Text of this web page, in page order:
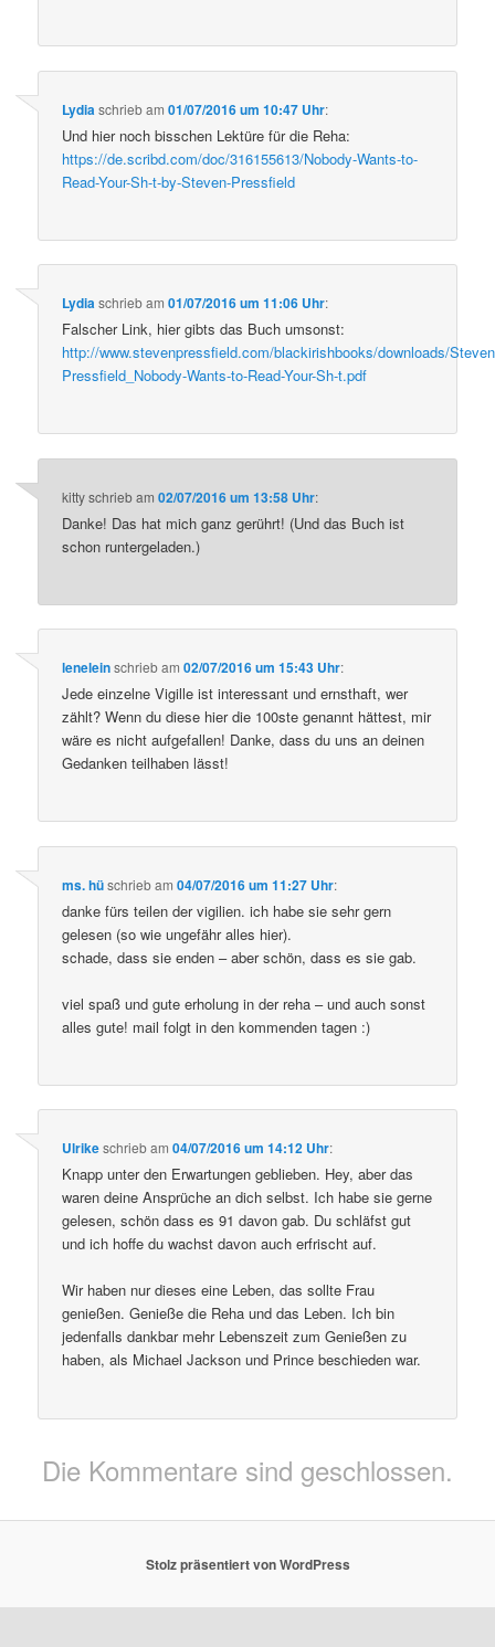
Lydiaschriebam01/07/2016 um 10:47 Uhr:
Und hier noch bisschen Lektüre für die Reha:
https://de.scribd.com/doc/316155613/Nobody-Wants-to-
Read-Your-Sh-t-by-Steven-Pressfield
Lydiaschriebam01/07/2016 um 11:06 Uhr:
Falscher Link, hier gibts das Buch umsonst:
http://www.stevenpressfield.com/blackirishbooks/downloads/
Pressfield_Nobody-Wants-to-Read-Your-Sh-t.pdf
kittyschriebam02/07/2016 um 13:58 Uhr:
Danke! Das hat mich ganz gerührt! (Und das Buch ist
schon runtergeladen.)
leneleinschriebam02/07/2016 um 15:43 Uhr:
Jede einzelne Vigille ist interessant und ernsthaft, wer
zählt? Wenn du diese hier die 100ste genannt hättest, mir
wäre es nicht aufgefallen! Danke, dass du uns an deinen
Gedanken teilhaben lässt!
ms. hüschriebam04/07/2016 um 11:27 Uhr:
danke fürs teilen der vigilien. ich habe sie sehr gern
gelesen (so wie ungefähr alles hier).
schade, dass sie enden – aber schön, dass es sie gab.
viel spaß und gute erholung in der reha – und auch sonst
alles gute! mail folgt in den kommenden tagen :)
Ulrikeschriebam04/07/2016 um 14:12 Uhr:
Knapp unter den Erwartungen geblieben. Hey, aber das
waren deine Ansprüche an dich selbst. Ich habe sie gerne
gelesen, schön dass es 91 davon gab. Du schläfst gut
und ich hoffe du wachst davon auch erfrischt auf.
Wir haben nur dieses eine Leben, das sollte Frau
genießen. Genieße die Reha und das Leben. Ich bin
jedenfalls dankbar mehr Lebenszeit zum Genießen zu
haben, als Michael Jackson und Prince beschieden war.
Die Kommentare sind geschlossen.
Stolz präsentiert von WordPress